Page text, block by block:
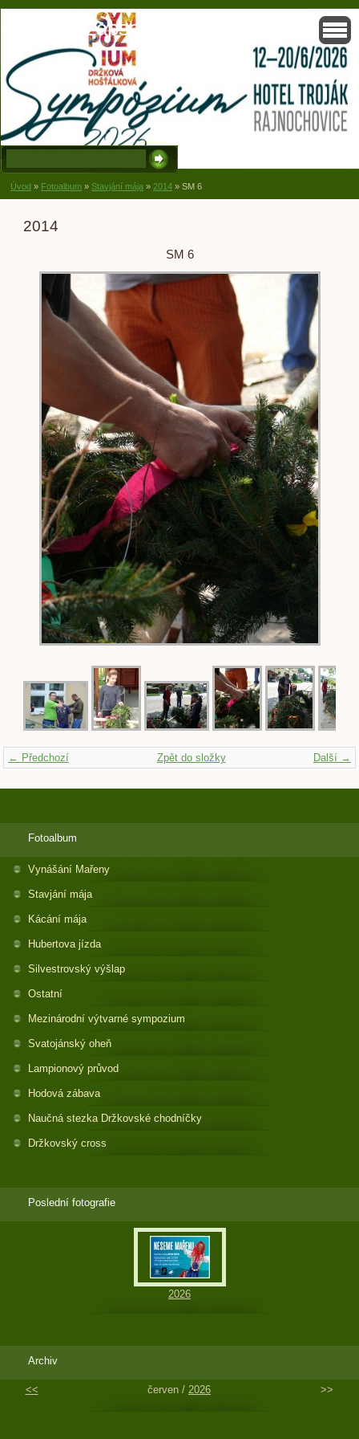
Solisko, zapsaný spolek, Držková
Úvod » Fotoalbum » Stavjání mája » 2014 » SM 6
2014
SM 6
← Předchozí Další →
Zpět do složky
Fotoalbum
Vynášání Mařeny
Stavjání mája
Kácání mája
Hubertova jízda
Silvestrovský výšlap
Ostatní
Mezinárodní výtvarné sympozium
Svatojánský oheň
Lampionový průvod
Hodová zábava
Naučná stezka Držkovské chodníčky
Držkovský cross
Poslední fotografie
2026
Archiv
<< červen / 2026 >>